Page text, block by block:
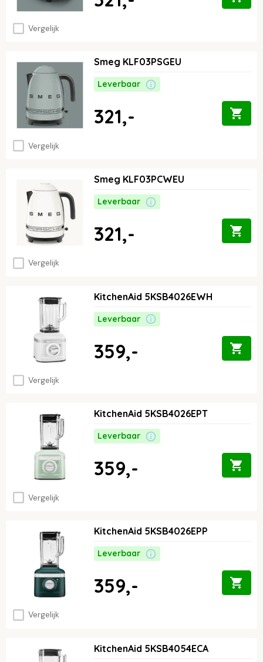
Vergelijk
Vergelijk
Smeg KLF03PSGEU
Leverbaar
321,-
Vergelijk
Smeg KLF03PCWEU
Leverbaar
321,-
Vergelijk
KitchenAid 5KSB4026EWH
Leverbaar
359,-
Vergelijk
KitchenAid 5KSB4026EPT
Leverbaar
359,-
Vergelijk
KitchenAid 5KSB4026EPP
Leverbaar
359,-
KitchenAid 5KSB4054ECA